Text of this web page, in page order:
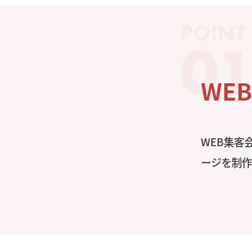
WEB集客
ージを制